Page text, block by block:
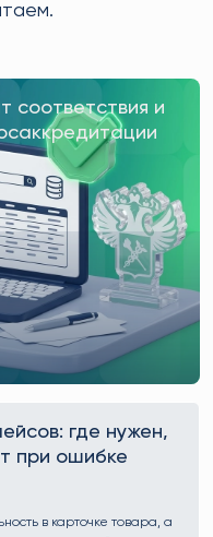
соответствия и
где нужен,
при ошибке
в карточке товара, а